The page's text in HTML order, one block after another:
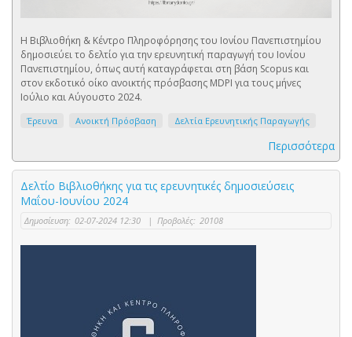
Η Βιβλιοθήκη & Κέντρο Πληροφόρησης του Ιονίου Πανεπιστημίου
δημοσιεύει το δελτίο για την ερευνητική παραγωγή του Ιονίου
Πανεπιστημίου, όπως αυτή καταγράφεται στη βάση Scopus και
στον εκδοτικό οίκο ανοικτής πρόσβασης MDPI για τους μήνες
Ιούλιο και Αύγουστο 2024.
Έρευνα Ανοικτή Πρόσβαση Δελτία Ερευνητικής Παραγωγής
Περισσότερα
Δελτίο Βιβλιοθήκης για τις ερευνητικές δημοσιεύσεις
Μαΐου-Ιουνίου 2024
Δημοσίευση: 02-07-2024 12:30 | Προβολές: 20108